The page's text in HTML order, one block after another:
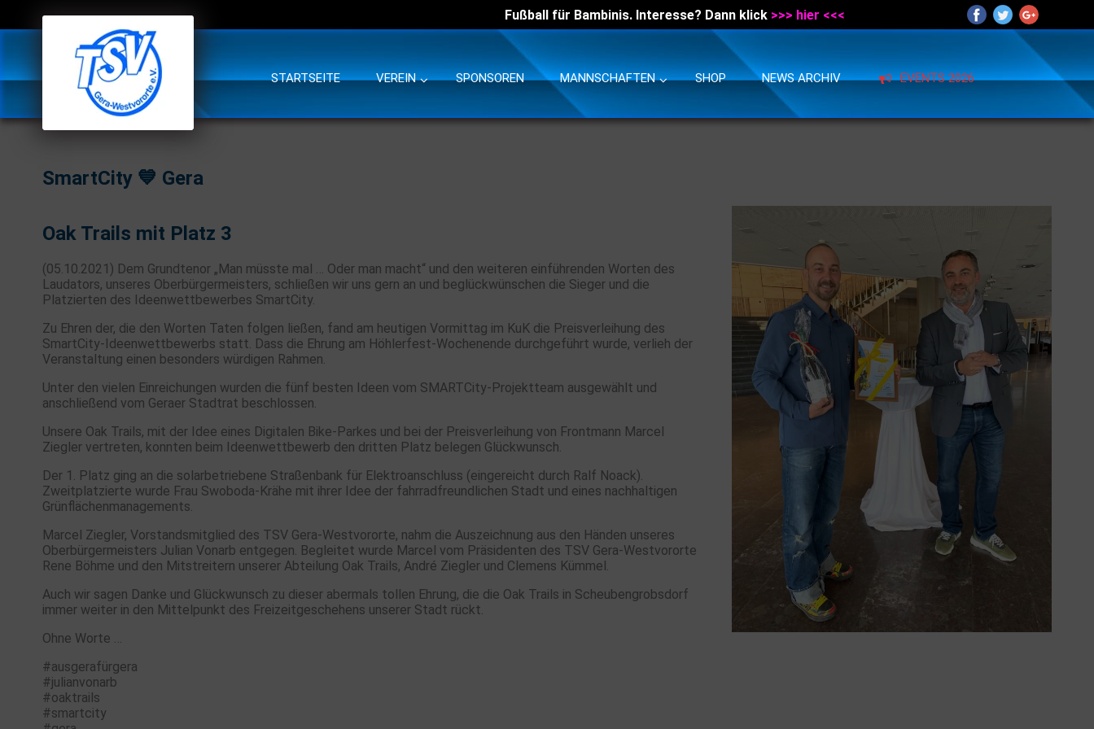
Fußball für Bambinis. Interesse? Dann klick >>> hier <<<
STARTSEITE VEREIN SPONSOREN MANNSCHAFTEN SHOP NEWS ARCHIV EVENTS 2026
SmartCity 💙 Gera
Oak Trails mit Platz 3
(05.10.2021) Dem Grundtenor „Man müsste mal … Oder man macht“ und den weiteren einführenden Worten des
Laudators, unseres Oberbürgermeisters, schließen wir uns gern an und beglückwünschen die Sieger und die
Platzierten des Ideenwettbewerbes SmartCity.
Zu Ehren der, die den Worten Taten folgen ließen, fand am heutigen Vormittag im KuK die Preisverleihung des
SmartCity-Ideenwettbewerbs statt. Dass die Ehrung am Höhlerfest-Wochenende durchgeführt wurde, verlieh der
Veranstaltung einen besonders würdigen Rahmen.
Unter den vielen Einreichungen wurden die fünf besten Ideen vom SMARTCity-Projektteam ausgewählt und
anschließend vom Geraer Stadtrat beschlossen.
Unsere Oak Trails, mit der Idee eines Digitalen Bike-Parkes und bei der Preisverleihung von Frontmann Marcel
Ziegler vertreten, konnten beim Ideenwettbewerb den dritten Platz belegen Glückwunsch.
Der 1. Platz ging an die solarbetriebene Straßenbank für Elektroanschluss (eingereicht durch Ralf Noack).
Zweitplatzierte wurde Frau Swoboda-Krähe mit ihrer Idee der fahrradfreundlichen Stadt und eines nachhaltigen
Grünflächenmanagements.
Marcel Ziegler, Vorstandsmitglied des TSV Gera-Westvororte, nahm die Auszeichnung aus den Händen unseres
Oberbürgermeisters Julian Vonarb entgegen. Begleitet wurde Marcel vom Präsidenten des TSV Gera-Westvororte
Rene Böhme und den Mitstreitern unserer Abteilung Oak Trails, André Ziegler und Clemens Kümmel.
Auch wir sagen Danke und Glückwunsch zu dieser abermals tollen Ehrung, die die Oak Trails in Scheubengrobsdorf
immer weiter in den Mittelpunkt des Freizeitgeschehens unserer Stadt rückt.
Ohne Worte …
#ausgerafürgera
#julianvonarb
#oaktrails
#smartcity